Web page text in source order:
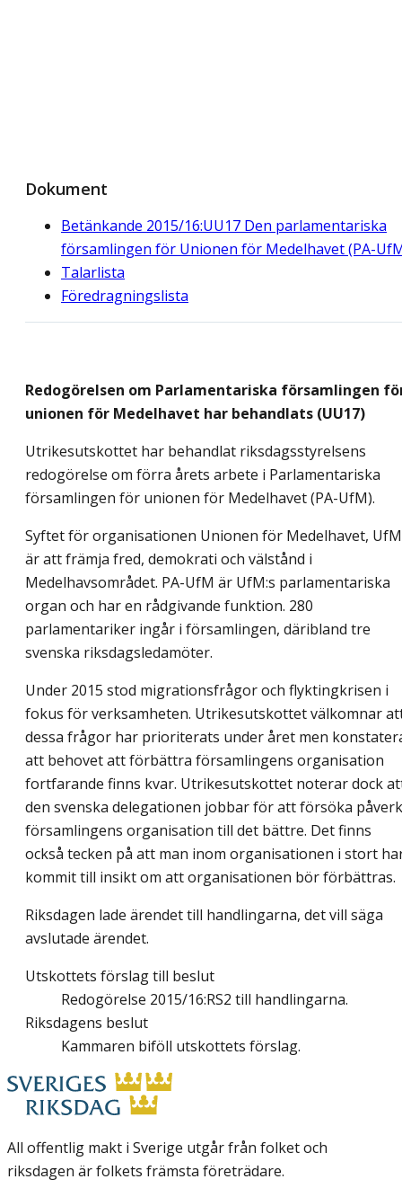
Dokument
Betänkande 2015/16:UU17 Den parlamentariska
församlingen för Unionen för Medelhavet (PA-
Talarlista
Föredragningslista
Redogörelsen om Parlamentariska församlingen
unionen för Medelhavet har behandlats (UU17)
Utrikesutskottet har behandlat riksdagsstyrelsens
redogörelse om förra årets arbete i Parlamentariska
församlingen för unionen för Medelhavet (PA-UfM).
Syftet för organisationen Unionen för Medelhavet,
är att främja fred, demokrati och välstånd i
Medelhavsområdet. PA-UfM är UfM:s parlamentariska
organ och har en rådgivande funktion. 280
parlamentariker ingår i församlingen, däribland tre
svenska riksdagsledamöter.
Under 2015 stod migrationsfrågor och flyktingkrisen i
fokus för verksamheten. Utrikesutskottet välkomnar
dessa frågor har prioriterats under året men
att behovet att förbättra församlingens organisation
fortfarande finns kvar. Utrikesutskottet noterar dock
den svenska delegationen jobbar för att försöka
församlingens organisation till det bättre. Det finns
också tecken på att man inom organisationen i stort
kommit till insikt om att organisationen bör förbättras.
Riksdagen lade ärendet till handlingarna, det vill säga
avslutade ärendet.
Utskottets förslag till beslut
Redogörelse 2015/16:RS2 till handlingarna.
Riksdagens beslut
Kammaren biföll utskottets förslag.
All offentlig makt i Sverige utgår från folket och
riksdagen är folkets främsta företrädare.